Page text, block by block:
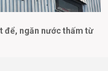
để, ngăn nước thấm từ